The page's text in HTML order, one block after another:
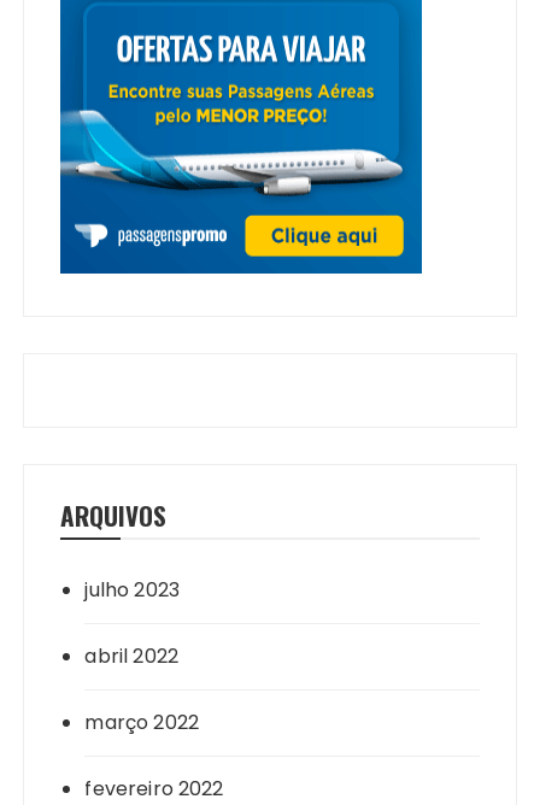
ARQUIVOS
julho 2023
abril 2022
março 2022
fevereiro 2022